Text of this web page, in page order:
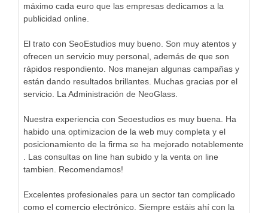
máximo cada euro que las empresas dedicamos a la
publicidad online.
El trato con SeoEstudios muy bueno. Son muy atentos y
ofrecen un servicio muy personal, además de que son
rápidos respondiento. Nos manejan algunas campañas y
están dando resultados brillantes. Muchas gracias por el
servicio. La Administración de NeoGlass.
Nuestra experiencia con Seoestudios es muy buena. Ha
habido una optimizacion de la web muy completa y el
posicionamiento de la firma se ha mejorado notablemente
. Las consultas on line han subido y la venta on line
tambien. Recomendamos!
Excelentes profesionales para un sector tan complicado
como el comercio electrónico. Siempre estáis ahí con la